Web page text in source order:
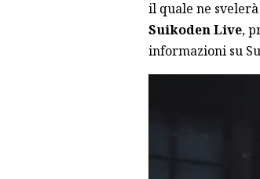
il quale ne
Suikoden Live,
informazioni su